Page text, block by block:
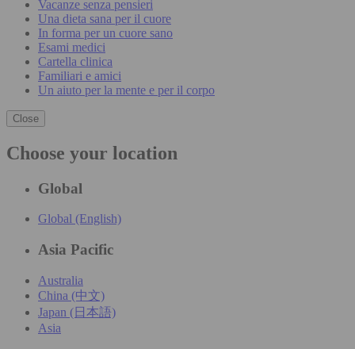
Vacanze senza pensieri
Una dieta sana per il cuore
In forma per un cuore sano
Esami medici
Cartella clinica
Familiari e amici
Un aiuto per la mente e per il corpo
Close
Choose your location
Global
Global (English)
Asia Pacific
Australia
China (中文)
Japan (日本語)
Asia